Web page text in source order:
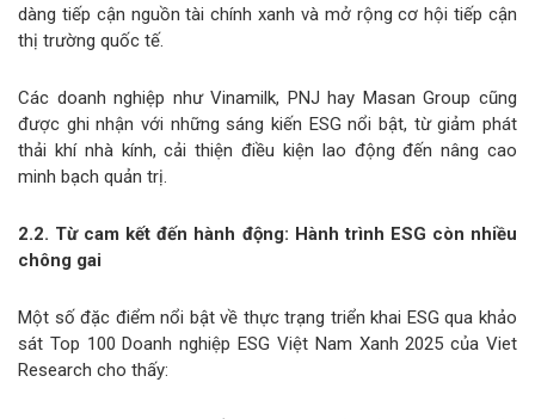
dàng tiếp cận nguồn tài chính xanh và mở rộng cơ hội tiếp cận
thị trường quốc tế.
Các doanh nghiệp như Vinamilk, PNJ hay Masan Group cũng
được ghi nhận với những sáng kiến ESG nổi bật, từ giảm phát
thải khí nhà kính, cải thiện điều kiện lao động đến nâng cao
minh bạch quản trị.
2.2. Từ cam kết đến hành động: Hành trình ESG còn nhiều
chông gai
Một số đặc điểm nổi bật về thực trạng triển khai ESG qua khảo
sát Top 100 Doanh nghiệp ESG Việt Nam Xanh 2025 của Viet
Research cho thấy: